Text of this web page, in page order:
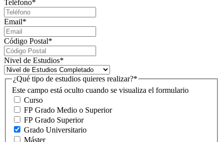
Teléfono*
Email*
Código Postal*
Nivel de Estudios*
Este campo está oculto cuando se visualiza el formulario
¿Qué tipo de estudios quieres realizar?*
Curso
FP Grado Medio o Superior
FP Grado Superior
Grado Universitario
Máster